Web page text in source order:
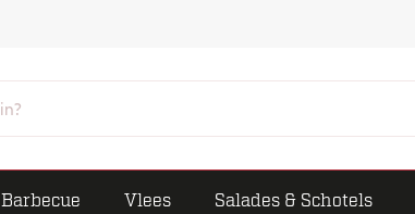
Barbecue Vlees Salades & Schotels